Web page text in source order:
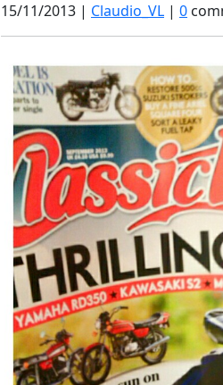
15/11/2013 | Claudio_VL | 0